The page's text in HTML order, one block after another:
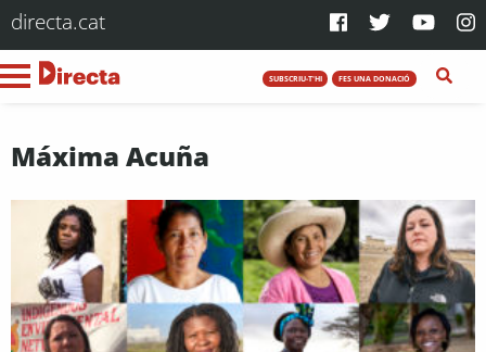
directa.cat
SUBSCRIU-T'HI FES UNA DONACIÓ
Máxima Acuña